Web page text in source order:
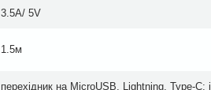
3.5А/ 5V
1.5м
перехідник на MicroUSB, Lightning, Type-C;